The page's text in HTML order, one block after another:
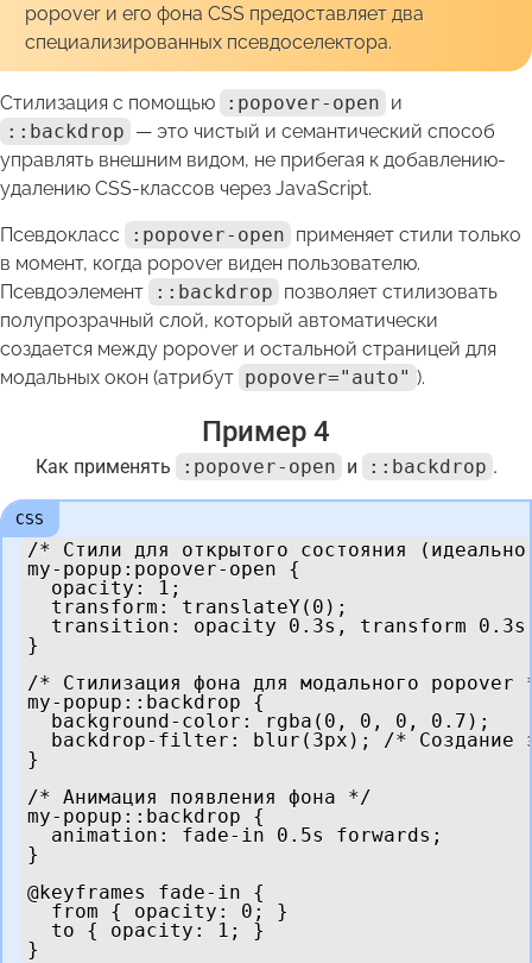
popover и его фона CSS предоставляет два
специализированных псевдоселектора.
Стилизация с помощью :popover-open и
::backdrop — это чистый и семантический способ
управлять внешним видом, не прибегая к добавлению-
удалению CSS-классов через JavaScript.
Псевдокласс :popover-open применяет стили только
в момент, когда popover виден пользователю.
Псевдоэлемент
::backdrop позволяет стилизовать
полупрозрачный слой, который автоматически
создается между popover и остальной страницей для
модальных окон (атрибут popover="auto" ).
Пример 4
Как применять :popover-open и ::backdrop .
/* Стили для открытого состояния
my-popup:popover-open {
  opacity: 1;
  transform: translateY(0);
transition: opacity 0.3s, transform
}
/* Стилизация фона для модального popover
my-popup::backdrop {
  background-color: rgba(0, 0, 0, 0.7);
backdrop-filter: blur(3px); /* Создание
}
/* Анимация появления фона */
my-popup::backdrop {
  animation: fade-in 0.5s forwards;
}
@keyframes fade-in {
  from { opacity: 0; }
  to { opacity: 1; }
}